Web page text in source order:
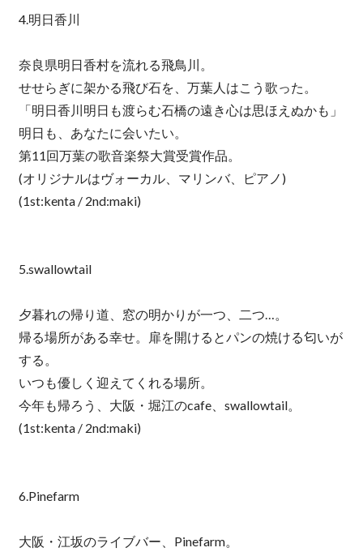
4.明日香川
奈良県明日香村を流れる飛鳥川。
せせらぎに架かる飛び石を、万葉人はこう歌った。
「明日香川明日も渡らむ石橋の遠き心は思ほえぬかも」
明日も、あなたに会いたい。
第11回万葉の歌音楽祭大賞受賞作品。
(オリジナルはヴォーカル、マリンバ、ピアノ)
(1st:kenta / 2nd:maki)
5.swallowtail
夕暮れの帰り道、窓の明かりが一つ、二つ…。
帰る場所がある幸せ。扉を開けるとパンの焼ける匂いが
する。
いつも優しく迎えてくれる場所。
今年も帰ろう、大阪・堀江のcafe、swallowtail。
(1st:kenta / 2nd:maki)
6.Pinefarm
大阪・江坂のライブバー、Pinefarm。